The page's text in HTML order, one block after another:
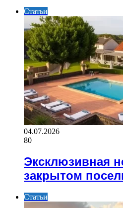
Статьи
04.07.2026
80
Эксклюзивная
закрытом
Статьи